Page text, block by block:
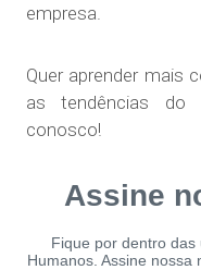
empresa.
Quer aprender mais
as tendências do
conosco!